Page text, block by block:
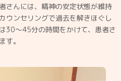
さんには、精神の安定状態が維持
ウンセリングで過去を解きほぐし
30～45分の時間をかけて、患者さ
す。